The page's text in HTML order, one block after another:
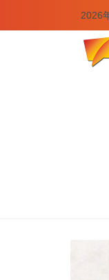
2026